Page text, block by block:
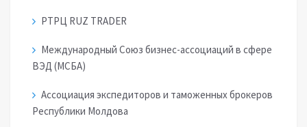
РТРЦ RUZ TRADER
Международный Союз бизнес-ассоциаций в сфере
ВЭД (МСБА)
Ассоциация экспедиторов и таможенных брокеров
Республики Молдова